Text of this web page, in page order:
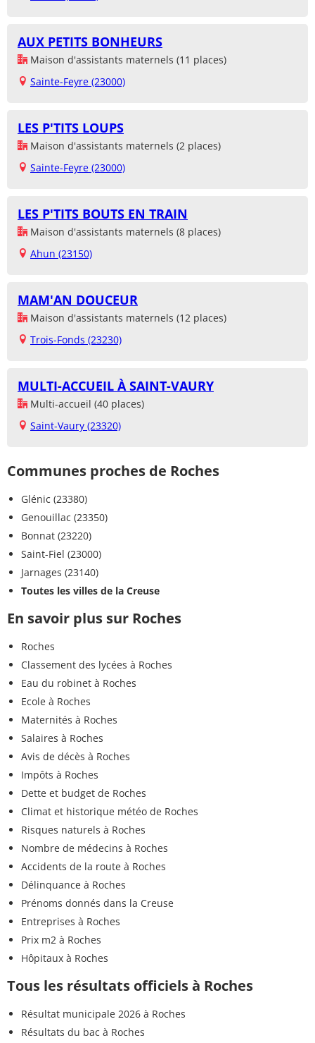
AUX PETITS BONHEURS
Maison d'assistants maternels (11 places)
Sainte-Feyre (23000)
LES P'TITS LOUPS
Maison d'assistants maternels (2 places)
Sainte-Feyre (23000)
LES P'TITS BOUTS EN TRAIN
Maison d'assistants maternels (8 places)
Ahun (23150)
MAM'AN DOUCEUR
Maison d'assistants maternels (12 places)
Trois-Fonds (23230)
MULTI-ACCUEIL À SAINT-VAURY
Multi-accueil (40 places)
Saint-Vaury (23320)
Communes proches de Roches
Glénic (23380)
Genouillac (23350)
Bonnat (23220)
Saint-Fiel (23000)
Jarnages (23140)
Toutes les villes de la Creuse
En savoir plus sur Roches
Roches
Classement des lycées à Roches
Eau du robinet à Roches
Ecole à Roches
Maternités à Roches
Salaires à Roches
Avis de décès à Roches
Impôts à Roches
Dette et budget de Roches
Climat et historique météo de Roches
Risques naturels à Roches
Nombre de médecins à Roches
Accidents de la route à Roches
Délinquance à Roches
Prénoms donnés dans la Creuse
Entreprises à Roches
Prix m2 à Roches
Hôpitaux à Roches
Tous les résultats officiels à Roches
Résultat municipale 2026 à Roches
Résultats du bac à Roches